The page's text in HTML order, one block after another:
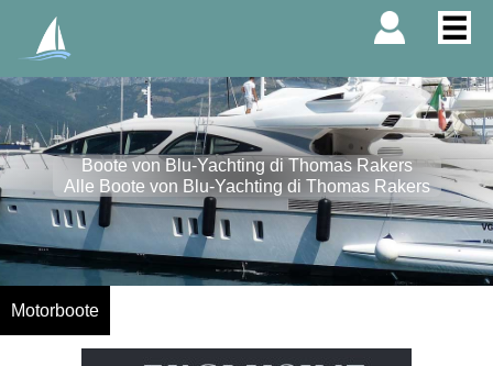
Boote von Blu-Yachting di Thomas Rakers
Alle Boote von Blu-Yachting di Thomas Rakers
Motorboote